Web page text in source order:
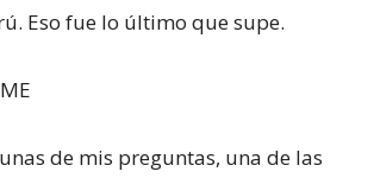
Eso fue lo último que supe.
de mis preguntas, una de las